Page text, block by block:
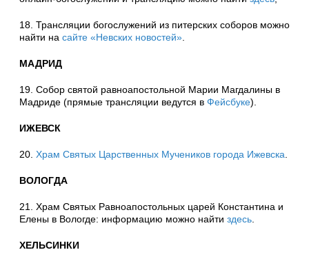
18. Трансляции богослужений из питерских соборов можно
найти на сайте «Невских новостей»
МАДРИД
19. Собор святой равноапостольной Марии Магдалины в
Мадриде (прямые трансляции ведутся в Фейсбуке).
ИЖЕВСК
20. Храм Святых Царственных Мучеников города Ижевска
ВОЛОГДА
21. Храм Святых Равноапостольных царей Константина и
Елены в Вологде: информацию можно найти здесь
ХЕЛЬСИНКИ